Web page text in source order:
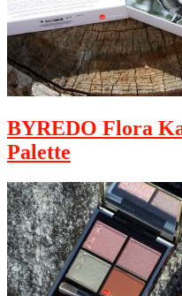
BYREDO Flora
Palette